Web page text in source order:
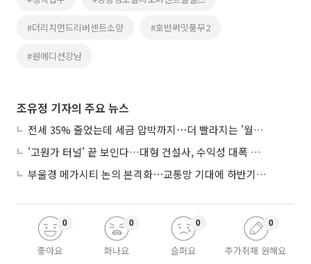
#더리치먼드리버센트소양 #호반써밋풍무2
#원에디션강남
조유정 기자의 주요 뉴스
전세 35% 줄었는데 세금 압박까지⋯더 빨라지는 '월세화'
'고원가 터널' 끝 보인다…대형 건설사, 수익성 대폭 개선
부울경 메가시티 논의 본격화⋯교통망 기대에 하반기 분양시장 '주목'
좋아요
0
화나요
0
슬퍼요
0
추가취재 원해요
0